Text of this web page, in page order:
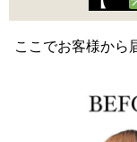
ここでお客様から